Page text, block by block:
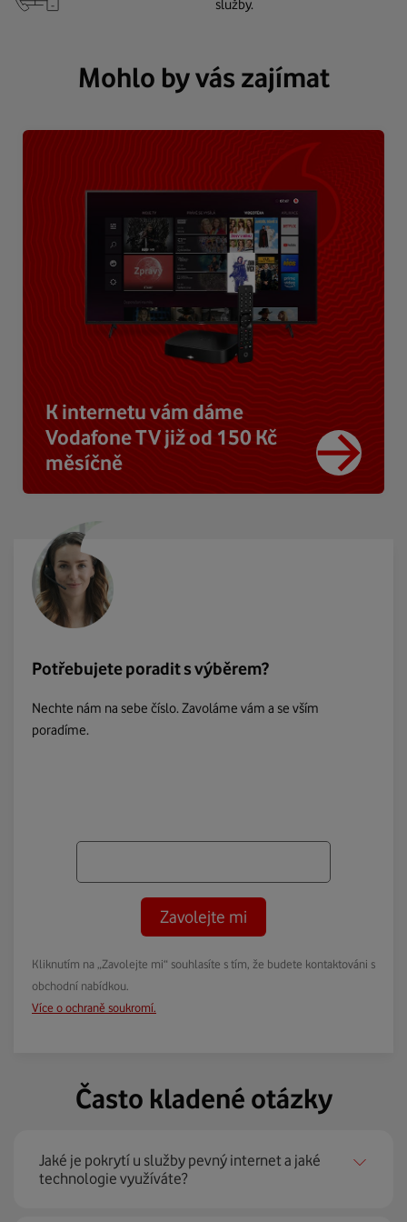
služby.
Mohlo by vás zajímat
K internetu vám dáme
Vodafone TV již od 150 Kč
měsíčně
Potřebujete poradit s výběrem?
Nechte nám na sebe číslo. Zavoláme vám a se vším
poradíme.
Zavolejte mi
Kliknutím na „Zavolejte mi“ souhlasíte s tím, že budete kontaktováni s
obchodní nabídkou.
Více o ochraně soukromí.
Často kladené otázky
Jaké je pokrytí u služby pevný internet a jaké
technologie využíváte?